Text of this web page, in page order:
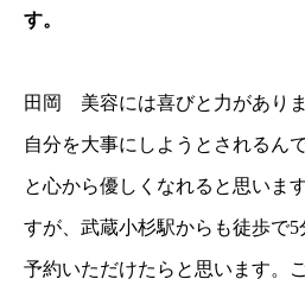
す。
田岡 美容には喜びと力があり
自分を大事にしようとされるん
と心から優しくなれると思いま
すが、武蔵小杉駅からも徒歩で
予約いただけたらと思います。